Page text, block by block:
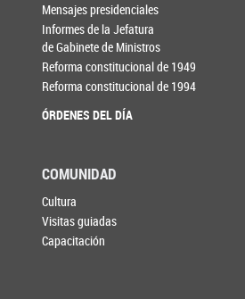
Mensajes presidenciales
Informes de la Jefatura
de Gabinete de Ministros
Reforma constitucional de 1949
Reforma constitucional de 1994
ÓRDENES DEL DÍA
COMUNIDAD
Cultura
Visitas guiadas
Capacitación